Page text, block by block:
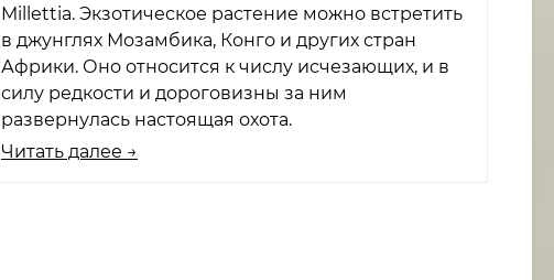
Millettia. Экзотическое растение можно встретить
в джунглях Мозамбика, Конго и других стран
Африки. Оно относится к числу исчезающих, и в
силу редкости и дороговизны за ним
развернулась настоящая охота.
Читать далее →